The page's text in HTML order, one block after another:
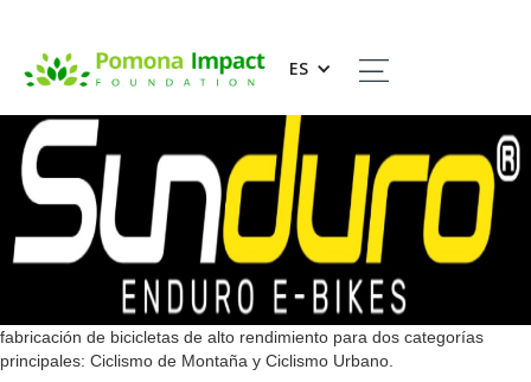
ES
Sunduro Enduro Ebikes
fabricación de bicicletas de alto rendimiento para dos categorías
principales: Ciclismo de Montaña y Ciclismo Urbano.